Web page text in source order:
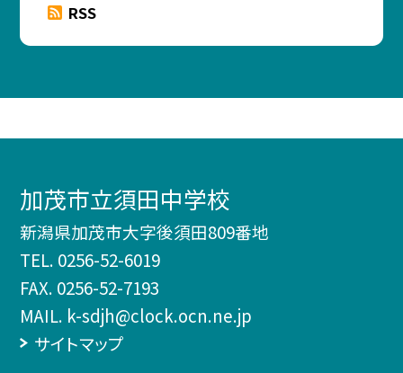
RSS
加茂市立須田中学校
新潟県加茂市大字後須田809番地
TEL. 0256-52-6019
FAX. 0256-52-7193
MAIL. k-sdjh@clock.ocn.ne.jp
サイトマップ